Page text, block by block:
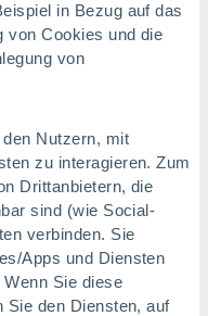
in Bezug auf das
von Cookies und die
von
Nutzern, mit
zu interagieren. Zum
Drittanbietern, die
sind (wie Social-
verbinden. Sie
Apps und Diensten
Sie diese
Sie den Diensten, auf